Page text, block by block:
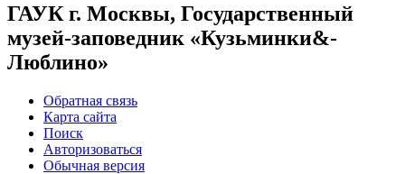
ГАУК г. Москвы, Государственный
музей-заповедник «Кузьминки&-
Люблино»
Обратная связь
Карта сайта
Поиск
Авторизоваться
Обычная версия